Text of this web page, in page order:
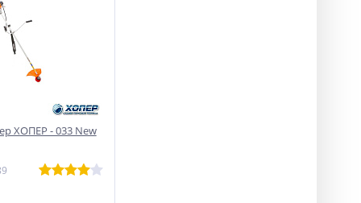
ХОПЕР - 033 New